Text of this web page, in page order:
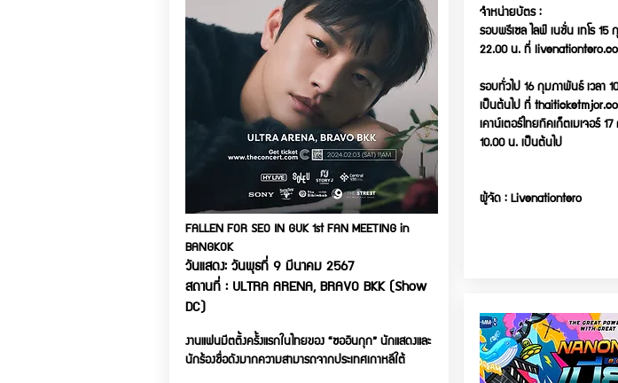
FALLEN FOR SEO IN GUK 1st FAN MEETING in
BANGKOK
วันแสดง: วันพุธที่ 9 มีนาคม 2567
สถานที่ : ULTRA ARENA, BRAVO BKK (Show
DC)
งานแฟนมีตติ้งครั้งแรกในไทยของ “ซออินกุก” นักแสดงและ
นักร้องชื่อดังมากความสามารถจากประเทศเกาหลีใต้
จำหน่ายบัตร :
รอบพรีเซล ไลฟ์ เนชั่น เทโร 15
22.00 น. ที่
รอบทั่วไป 16 กุมภาพันธ์ เวลา
เป็นต้นไป ที่
เคาน์เตอร์ไทยทิคเก็ตเมเจอร์
10.00 น. เป็นต้นไป
ผู้จัด : Livenationtero